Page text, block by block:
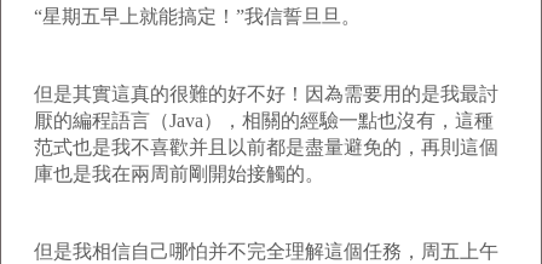
“星期五早上就能搞定！”我信誓旦旦。
但是其實這真的很難的好不好！因為需要用的是我最討
厭的編程語言（Java），相關的經驗一點也沒有，這種
范式也是我不喜歡并且以前都是盡量避免的，再則這個
庫也是我在兩周前剛開始接觸的。
但是我相信自己哪怕并不完全理解這個任務，周五上午